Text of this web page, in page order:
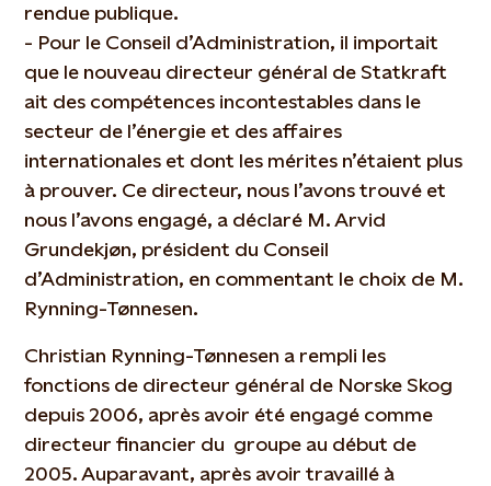
rendue publique.
- Pour le Conseil d’Administration, il importait
que le nouveau directeur général de Statkraft
ait des compétences incontestables dans le
secteur de l’énergie et des affaires
internationales et dont les mérites n’étaient plus
à prouver. Ce directeur, nous l’avons trouvé et
nous l’avons engagé, a déclaré M. Arvid
Grundekjøn, président du Conseil
d’Administration, en commentant le choix de M.
Rynning-Tønnesen.
Christian Rynning-Tønnesen a rempli les
fonctions de directeur général de Norske Skog
depuis 2006, après avoir été engagé comme
directeur financier du groupe au début de
2005. Auparavant, après avoir travaillé à